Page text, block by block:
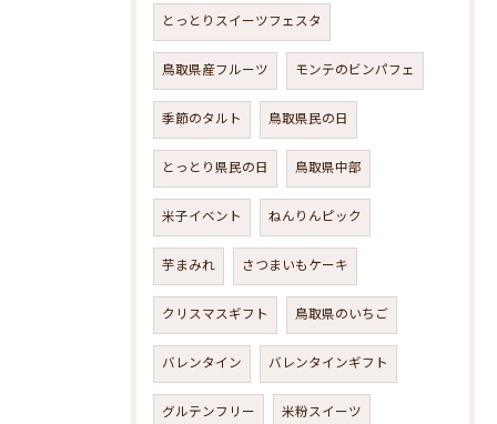
とっとりスイーツフェスタ
鳥取県産フルーツ モンテのビンパフェ
季節のタルト 鳥取県民の日
とっとり県民の日 鳥取県中部
米子イベント ねんりんピック
芋まみれ さつまいもケーキ
クリスマスギフト 鳥取県のいちご
バレンタイン バレンタインギフト
グルテンフリー 米粉スイーツ